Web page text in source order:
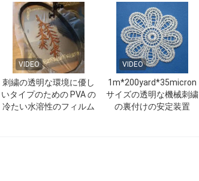
VIDEO
刺繍の透明な環境に優し
いタイプのための PVA の
冷たい水溶性のフィルム
VIDEO
1m*200yard*35micron
サイズの透明な機械刺繍
の裏付けの安定装置